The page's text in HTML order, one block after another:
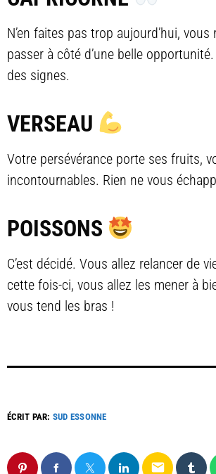
N’en faites pas trop aujourd’hui, vous
passer à côté d’une belle opportunité.
des signes.
VERSEAU
Votre persévérance porte ses fruits,
incontournables. Rien ne vous
POISSONS
C’est décidé. Vous allez relancer de
cette fois-ci, vous allez les mener à
vous tend les bras !
ÉCRIT PAR: SUD ESSONNE
email